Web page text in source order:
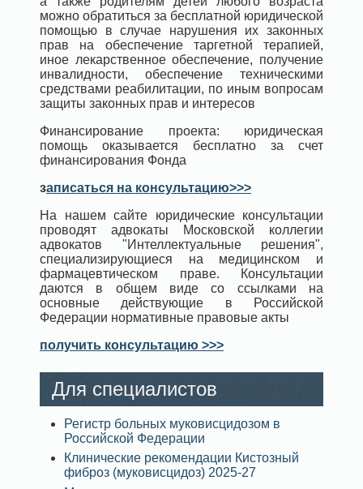
можно обратиться за бесплатной юридической
помощью в случае нарушения их законных
прав на обеспечение таргетной терапией,
иное лекарственное обеспечение, получение
инвалидности, обеспечение техническими
средствами реабилитации, по иным вопросам
защиты законных прав и интересов
Финансирование проекта: юридическая
помощь оказывается бесплатно за счет
финансирования Фонда
записаться на консультацию>>>
На нашем сайте юридические консультации
проводят адвокаты Московской коллегии
адвокатов "Интеллектуальные решения",
специализирующиеся на медицинском и
фармацевтическом праве. Консультации
даются в общем виде со ссылками на
основные действующие в Российской
Федерации нормативные правовые акты
получить консультацию >>>
Для специалистов
Регистр больных муковисцидозом в
Российской Федерации
Клинические рекомендации Кистозный
фиброз (муковисцидоз) 2025-27